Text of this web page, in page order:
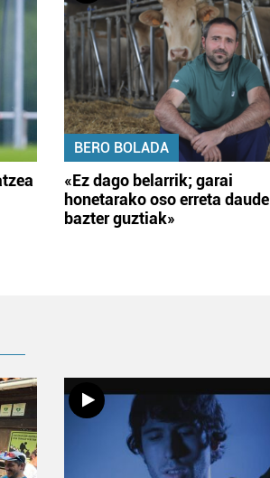
BERO BOLADA
«Ez dago belarrik; garai
honetarako oso erreta daude
bazter guztiak»